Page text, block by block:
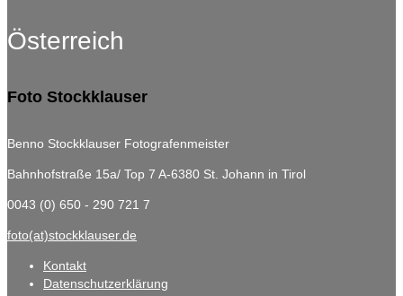
Österreich
Foto Stockklauser
Benno Stockklauser Fotografenmeister
Bahnhofstraße 15a/ Top 7 A-6380 St. Johann in Tirol
0043 (0) 650 - 290 721 7
foto(at)stockklauser.de
Kontakt
Datenschutzerklärung